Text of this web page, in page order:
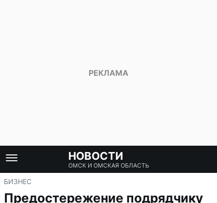
НОВОСТИ
ОМСК И ОМСКАЯ ОБЛАСТЬ
БИЗНЕС
Предостережение подрядчику